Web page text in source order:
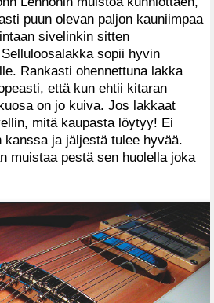
puun olevan paljon kauniimpaa
sivelinkin sitten
sopii hyvin
Rankasti ohennettuna lakka
että kun ehtii kitaran
on jo kuiva. Jos lakkaat
mitä kaupasta löytyy! Ei
kanssa ja jäljestä tulee hyvää.
muistaa pestä sen huolella joka